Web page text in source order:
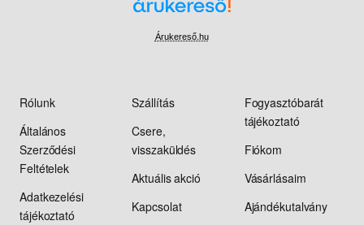
Árukereső.hu
Rólunk
Általános
Szerződési
Feltételek
Adatkezelési
tájékoztató
Szállítás
Csere,
visszaküldés
Aktuális akció
Kapcsolat
Fogyasztóbarát
tájékoztató
Fiókom
Vásárlásaim
Ajándékutalvány